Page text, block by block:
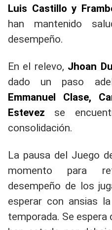
Luis Castillo y
han mantenido
desempeño.
En el relevo, Jhoan
dado un paso
Emmanuel Clase,
Estevez se
consolidación.
La pausa del Juego
momento para
desempeño de los
esperar con ansias
temporada. Se espera